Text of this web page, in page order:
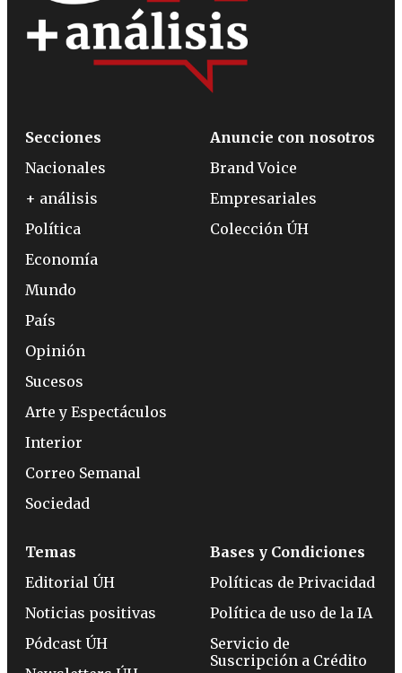
Secciones
Nacionales
+ análisis
Política
Economía
Mundo
País
Opinión
Sucesos
Arte y Espectáculos
Interior
Correo Semanal
Sociedad
Anuncie con nosotros
Brand Voice
Empresariales
Colección ÚH
Temas
Editorial ÚH
Noticias positivas
Pódcast ÚH
Bases y Condiciones
Políticas de Privacidad
Política de uso de la IA
Servicio de
Suscripción a Crédito